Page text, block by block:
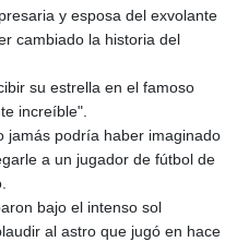
y esposa del exvolante
cambiado la historia del
su estrella en el famoso
increíble".
jamás podría haber imaginado
a un jugador de fútbol de
bajo el intenso sol
al astro que jugó en hace